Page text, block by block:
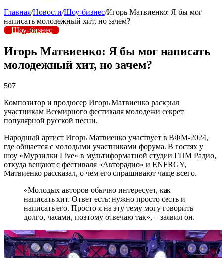
Главная/Новости/Шоу-бизнес/Игорь Матвиенко: Я бы мог
написать молодежный хит, но зачем?
Шоу-бизнес
Игорь Матвиенко: Я бы мог написать
молодежный хит, но зачем?
507
Композитор и продюсер Игорь Матвиенко раскрыл
участникам Всемирного фестиваля молодежи секрет
популярной русской песни.
Народный артист Игорь Матвиенко участвует в ВФМ-2024,
где общается с молодыми участниками форума. В гостях у
шоу «Мурзилки Live» в мультиформатной студии ГПМ Радио,
откуда вещают с фестиваля «Авторадио» и ENERGY,
Матвиенко рассказал, о чем его спрашивают чаще всего.
«Молодых авторов обычно интересует, как
написать хит. Ответ есть: нужно просто сесть и
написать его. Просто я на эту тему могу говорить
долго, часами, поэтому отвечаю так», – заявил он.